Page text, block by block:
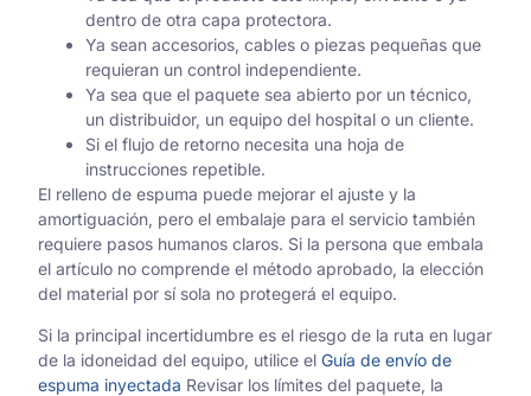
dentro de otra capa protectora.
Ya sean accesorios, cables o piezas pequeñas que
requieran un control independiente.
Ya sea que el paquete sea abierto por un técnico,
un distribuidor, un equipo del hospital o un cliente.
Si el flujo de retorno necesita una hoja de
instrucciones repetible.
El relleno de espuma puede mejorar el ajuste y la
amortiguación, pero el embalaje para el servicio también
requiere pasos humanos claros. Si la persona que embala
el artículo no comprende el método aprobado, la elección
del material por sí sola no protegerá el equipo.
Si la principal incertidumbre es el riesgo de la ruta en lugar
de la idoneidad del equipo, utilice elGuía de envío de
espuma inyectada Revisar los límites del paquete, la